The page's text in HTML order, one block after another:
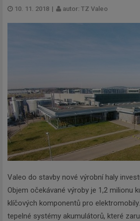
10. 11. 2018 | autor: TZ Valeo
Valeo do stavby nové výrobní haly
Objem očekávané výroby je 1,2 milionu
klíčových komponentů pro
tepelné systémy akumulátorů, které